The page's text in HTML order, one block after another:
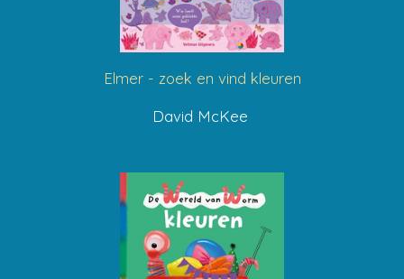
Elmer - zoek en vind kleuren
David McKee